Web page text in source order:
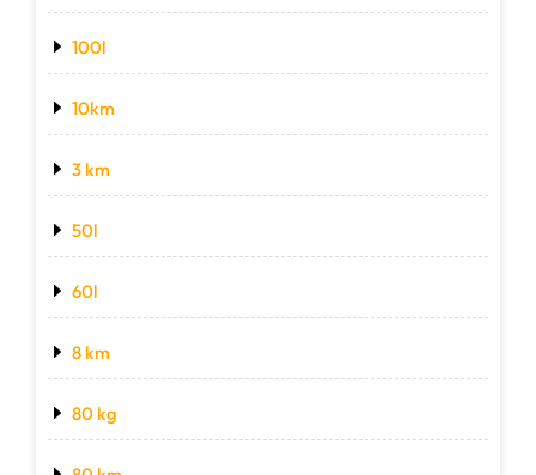
100l
10km
3 km
50l
60l
8 km
80 kg